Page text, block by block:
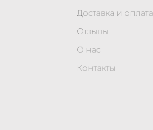
Доставка и оплата
Отзывы
О нас
Контакты